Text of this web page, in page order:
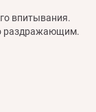
впитывания.
раздражающим.